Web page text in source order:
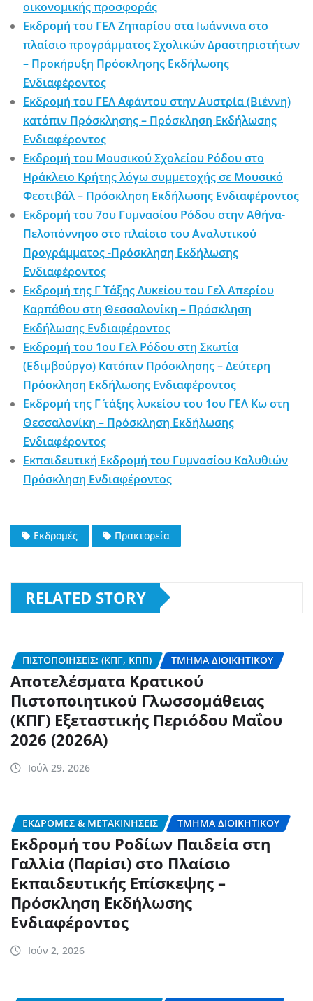
οικονομικής προσφοράς
Εκδρομή του ΓΕΛ Ζηπαρίου στα Ιωάννινα στο
πλαίσιο προγράμματος Σχολικών Δραστηριοτήτων
– Προκήρυξη Πρόσκλησης Εκδήλωσης
Ενδιαφέροντος
Εκδρομή του ΓΕΛ Αφάντου στην Αυστρία (Βιέννη)
κατόπιν Πρόσκλησης – Πρόσκληση Εκδήλωσης
Ενδιαφέροντος
Εκδρομή του Μουσικού Σχολείου Ρόδου στο
Ηράκλειο Κρήτης λόγω συμμετοχής σε Μουσικό
Φεστιβάλ – Πρόσκληση Εκδήλωσης Ενδιαφέροντος
Εκδρομή του 7ου Γυμνασίου Ρόδου στην Αθήνα-
Πελοπόννησο στο πλαίσιο του Αναλυτικού
Προγράμματος -Πρόσκληση Εκδήλωσης
Ενδιαφέροντος
Εκδρομή της Γ΄ Τάξης Λυκείου του Γελ Απερίου
Καρπάθου στη Θεσσαλονίκη – Πρόσκληση
Εκδήλωσης Ενδιαφέροντος
Εκδρομή του 1ου Γελ Ρόδου στη Σκωτία
(Εδιμβούργο) Κατόπιν Πρόσκλησης – Δεύτερη
Πρόσκληση Εκδήλωσης Ενδιαφέροντος
Εκδρομή της Γ΄ τάξης λυκείου του 1ου ΓΕΛ Κω στη
Θεσσαλονίκη – Πρόσκληση Εκδήλωσης
Ενδιαφέροντος
Εκπαιδευτική Εκδρομή του Γυμνασίου Καλυθιών
Πρόσκληση Ενδιαφέροντος
Εκδρομές Πρακτορεία
RELATED STORY
ΠΙΣΤΟΠΟΙΉΣΕΙΣ: (ΚΠΓ, ΚΠΠ) ΤΜΉΜΑ ΔΙΟΙΚΗΤΙΚΟΎ
Αποτελέσματα Κρατικού
Πιστοποιητικού Γλωσσομάθειας
(ΚΠΓ) Εξεταστικής Περιόδου Μαΐου
2026 (2026Α)
Ιούλ 29, 2026
ΕΚΔΡΟΜΈΣ & ΜΕΤΑΚΙΝΉΣΕΙΣ ΤΜΉΜΑ ΔΙΟΙΚΗΤΙΚΟΎ
Εκδρομή του Ροδίων Παιδεία στη
Γαλλία (Παρίσι) στο Πλαίσιο
Εκπαιδευτικής Επίσκεψης –
Πρόσκληση Εκδήλωσης
Ενδιαφέροντος
Ιούν 2, 2026